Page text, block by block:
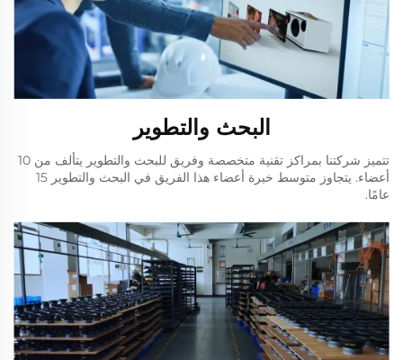
البحث والتطوير
تتميز شركتنا بمراكز تقنية متخصصة وفريق للبحث والتطوير يتألف من 10
أعضاء. يتجاوز متوسط خبرة أعضاء هذا الفريق في البحث والتطوير 15
عامًا.